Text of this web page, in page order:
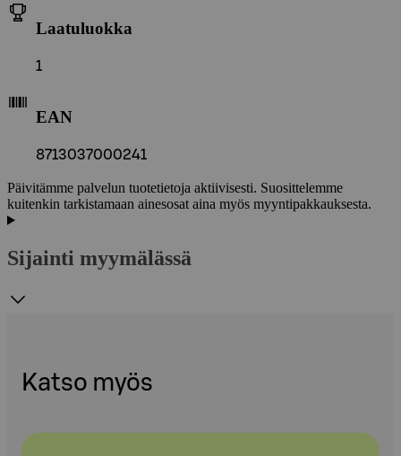
Laatuluokka
1
EAN
8713037000241
Päivitämme palvelun tuotetietoja aktiivisesti. Suosittelemme
kuitenkin tarkistamaan ainesosat aina myös myyntipakkauksesta.
Sijainti myymälässä
Katso myös